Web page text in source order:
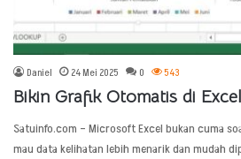
Daniel 24 Mei 2025 0 543
Bikin Grafik Otomatis di
Satuinfo.com – Microsoft Excel bukan cuma
mau data kelihatan lebih menarik dan mudah